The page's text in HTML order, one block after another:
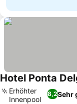
Hotel Ponta
8,2Sehr
Erhöhter
Innenpool